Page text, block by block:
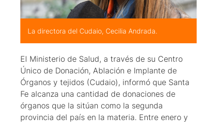
La directora del Cudaio, Cecilia Andrada.
El Ministerio de Salud, a través de su Centro
Único de Donación, Ablación e Implante de
Órganos y tejidos (Cudaio), informó que Santa
Fe alcanza una cantidad de donaciones de
órganos que la sitúan como la segunda
provincia del país en la materia. Entre enero y